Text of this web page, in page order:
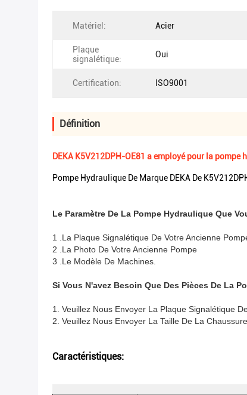
Matériel: Acier
Plaque
signalétique:
Oui
Certification: ISO9001
Définition
DEKA K5V212DPH-OE81 a employé pour la
Pompe Hydraulique De Marque DEKA De
Le Paramètre De La Pompe Hydraulique Que
1 .La Plaque Signalétique De Votre Ancienne
2 .La Photo De Votre Ancienne Pompe
3 .Le Modèle De Machines.
Si Vous N'avez Besoin Que Des Pièces De La
1. Veuillez Nous Envoyer La Plaque Signalétique
2. Veuillez Nous Envoyer La Taille De La
Caractéristiques: